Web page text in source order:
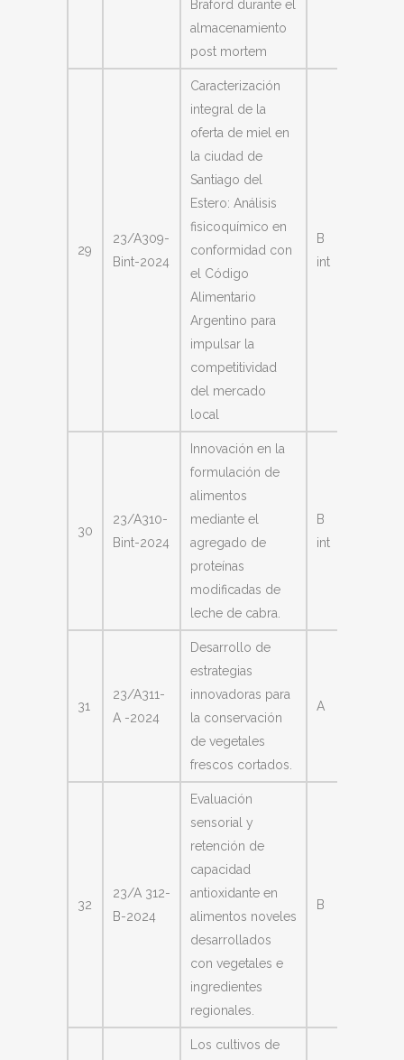
Braford durante el
almacenamiento
post mortem
29
23/A309-
Bint-2024
Caracterización
integral de la
oferta de miel en
la ciudad de
Santiago del
Estero: Análisis
fisicoquímico en
conformidad con
el Código
Alimentario
Argentino para
impulsar la
competitividad
del mercado
local
B
int
30
23/A310-
Bint-2024
Innovación en la
formulación de
alimentos
mediante el
agregado de
proteínas
modificadas de
leche de cabra.
B
int
31
23/A311-
A -2024
Desarrollo de
estrategias
innovadoras para
la conservación
de vegetales
frescos cortados.
A
32
23/A 312-
B-2024
Evaluación
sensorial y
retención de
capacidad
antioxidante en
alimentos noveles
desarrollados
con vegetales e
ingredientes
regionales.
B
Los cultivos de